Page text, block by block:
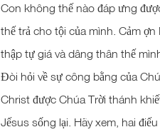
Con không thế nào đáp ưng
thế trả cho tội của mình. Cảm
thập tự giá và dâng thân thế
Đòi hỏi về sự công bằng của
Christ được Chúa Trời thánh
Jếsus sống lại. Hãy xem, hai